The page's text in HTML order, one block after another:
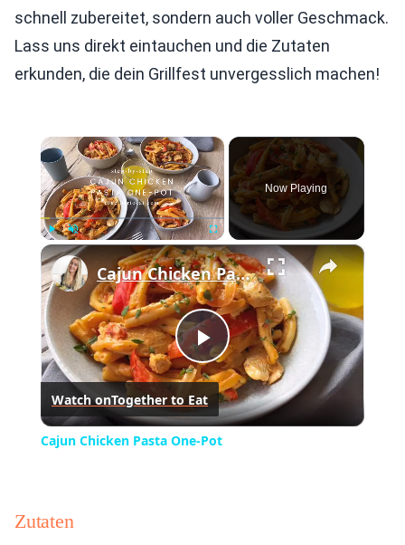
schnell zubereitet, sondern auch voller Geschmack.
Lass uns direkt eintauchen und die Zutaten
erkunden, die dein Grillfest unvergesslich machen!
×
Play Unmute Fullscreen
Now Playing
×
Play
Video
Cajun Chicken Pasta One-Pot
Watch onTogether to Eat
Cajun Chicken Pasta One-Pot
Zutaten